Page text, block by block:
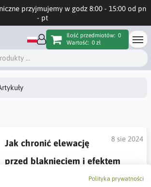
Polityka prywatności
przyjmujemy w godz 8:00 - 15:00 od pn
- pt
Ilość przedmiotów: 0
Wartość: 0 zł
8 sie 2024
Jak chronić elewację
przed blaknięciem i efektem